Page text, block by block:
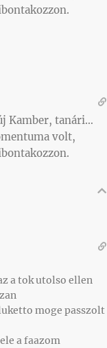
Kamber, tanári…
volt,
a tok utolso ellen
moge passzolt
a faazom